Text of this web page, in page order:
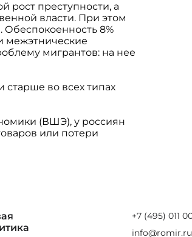
рост преступности, а
власти. При этом
Обеспокоенность 8%
межэтнические
мигрантов: на нее
старше во всех типах
(ВШЭ), у россиян
или потери
+7 (495) 011
info@romir.ru